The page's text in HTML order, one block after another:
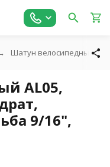
Шатун велосипедный
AL05,
9/16",